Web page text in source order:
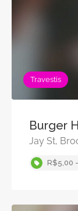
Travestis
Burger
Jay St,
R$5,00